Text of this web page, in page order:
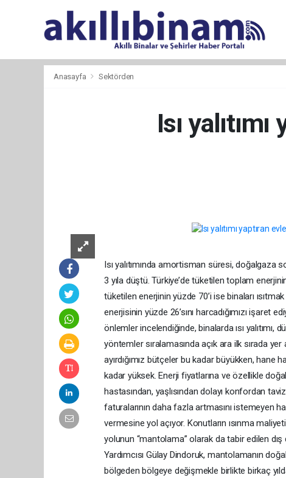
Anasayfa Sektörden
Isı
Isı yalıtımında amortisman süresi, doğalgaza
3 yıla düştü. Türkiye’de tüketilen toplam
tüketilen enerjinin yüzde 70’i ise binaları
enerjisinin yüzde 26’sını harcadığımızı işaret
önlemler incelendiğinde, binalarda ısı yalıtımı,
yöntemler sıralamasında açık ara ilk sırada yer
ayırdığımız bütçeler bu kadar büyükken, hane
kadar yüksek. Enerji fiyatlarına ve özellikle
hastasından, yaşlısından dolayı konfordan
faturalarının daha fazla artmasını istemeyen
vermesine yol açıyor. Konutların ısınma
yolunun “mantolama” olarak da tabir edilen dış
Yardımcısı Gülay Dindoruk, mantolamanın
bölgeden bölgeye değişmekle birlikte birkaç